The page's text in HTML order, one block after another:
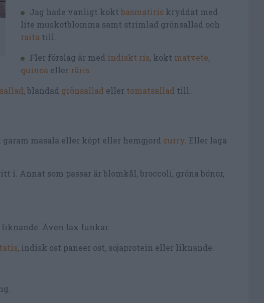
Jag hade vanligt kokt basmatiris kryddat med
lite muskotblomma samt strimlad grönsallad och
raita till.
Fler förslag är med indiskt ris, kokt matvete,
quinoa eller råris
, blandad grönsallad eller tomatsallad till.
masala eller köpt eller hemgjord curry . Eller laga
Annat som passar är blomkål, broccoli, gröna bönor,
Även lax funkar.
, indisk ost paneer ost, sojaprotein eller liknande.